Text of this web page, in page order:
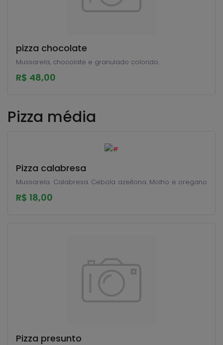
pizza chocolate
Mussarela, chocolate e granulado colorido.
R$ 48,00
Pizza média
Pizza calabresa
Mussarela. Calabresa. Cebola azeitona. Molho e oregano
R$ 18,00
Pizza presunto